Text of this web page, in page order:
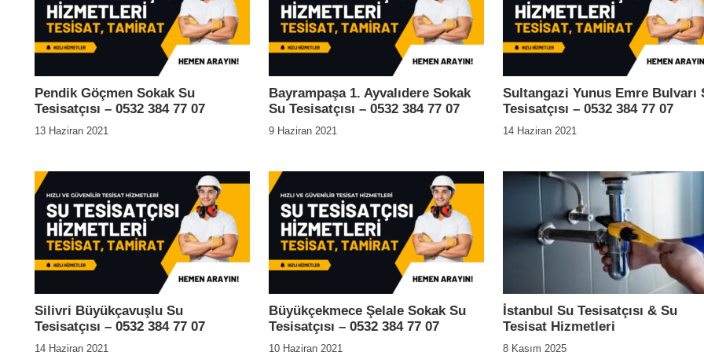
Pendik Göçmen Sokak Su
Tesisatçısı – 0532 384 77 07
13 Haziran 2021
Bayrampaşa 1. Ayvalıdere Sokak
Su Tesisatçısı – 0532 384 77 07
9 Haziran 2021
Sultangazi Yunus Emre Bulvarı
Tesisatçısı – 0532 384 77 07
14 Haziran 2021
Silivri Büyükçavuşlu Su
Tesisatçısı – 0532 384 77 07
14 Haziran 2021
Büyükçekmece Şelale Sokak Su
Tesisatçısı – 0532 384 77 07
10 Haziran 2021
İstanbul Su Tesisatçısı & Su
Tesisat Hizmetleri
8 Kasım 2025